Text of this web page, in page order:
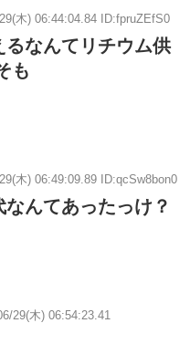
木) 06:44:04.84 ID:fpruZEfS0
なんてリチウム供
も
木) 06:49:09.89 ID:qcSw8bon0
んてあったっけ？
29(木) 06:54:23.41